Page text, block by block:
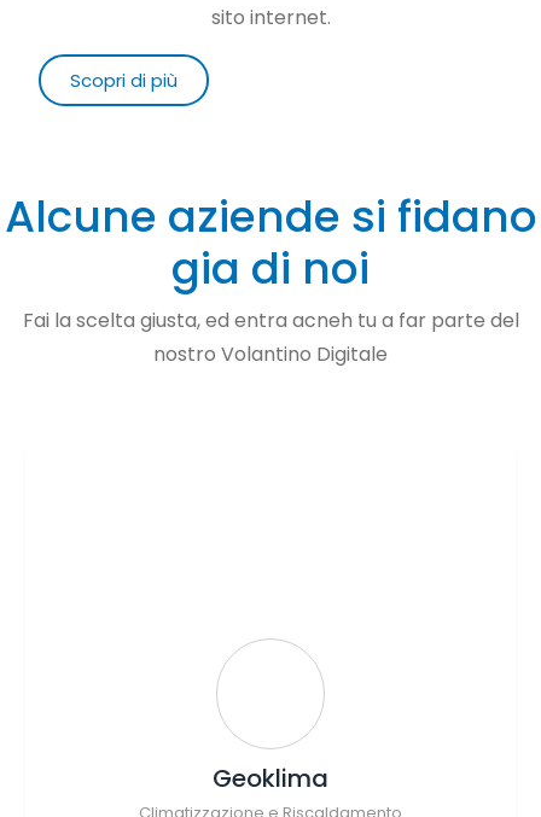
sito internet.
Scopri di più
Alcune aziende si fidano
gia di noi
Fai la scelta giusta, ed entra acneh tu a far parte del
nostro Volantino Digitale
Geoklima